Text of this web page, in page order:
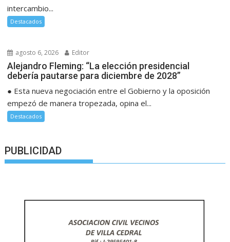
intercambio...
Destacados
agosto 6, 2026 Editor
Alejandro Fleming: “La elección presidencial
debería pautarse para diciembre de 2028”
● Esta nueva negociación entre el Gobierno y la oposición
empezó de manera tropezada, opina el...
Destacados
PUBLICIDAD